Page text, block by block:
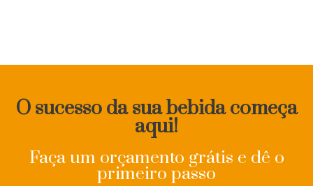
O sucesso da sua bebida começa
aqui!
Faça um orçamento grátis e dê o
primeiro passo